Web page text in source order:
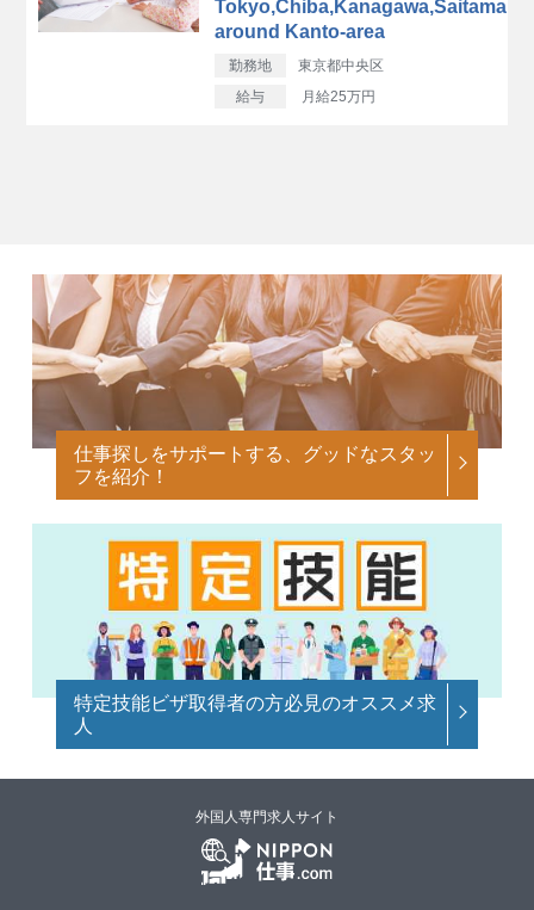
Tokyo,Chiba,Kanagawa,Saitama
around Kanto-area
勤務地
東京都中央区
給与
月給25万円
仕事探しをサポートする、グッドなスタッ
フを紹介！
特定技能ビザ取得者の方必見のオススメ求
人
外国人専門求人サイト